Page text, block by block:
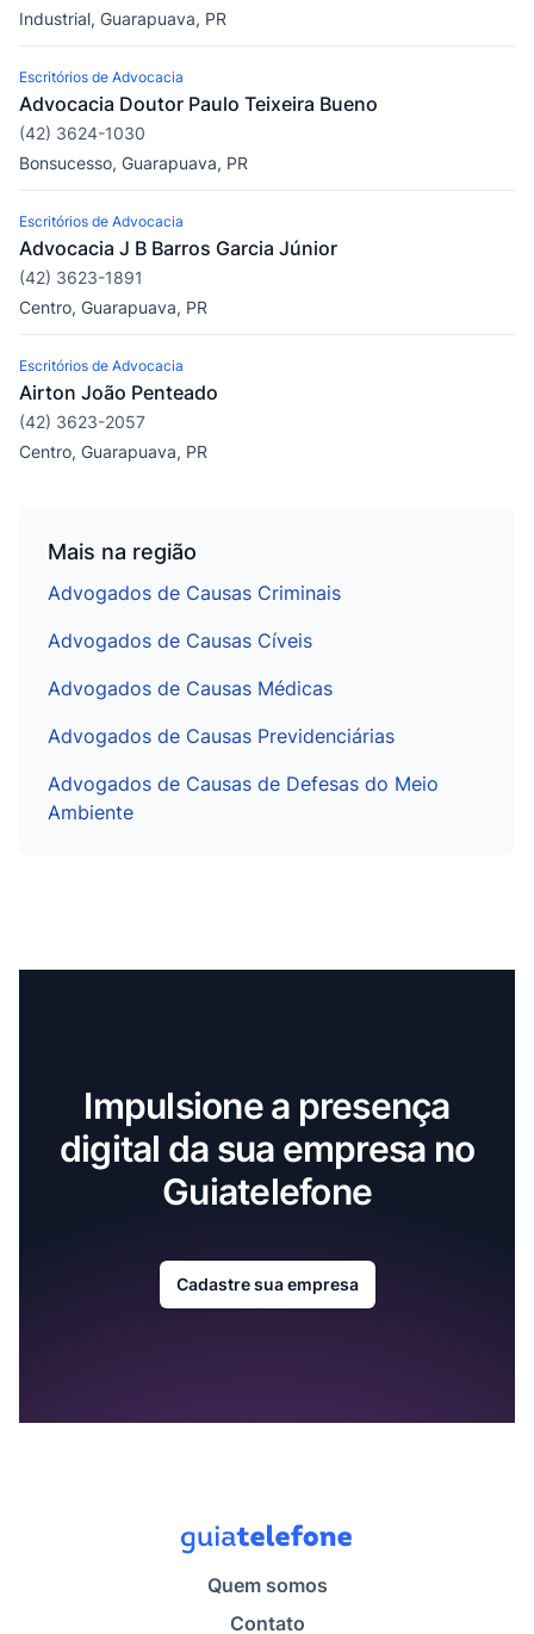
Industrial, Guarapuava, PR
Escritórios de Advocacia
Advocacia Doutor Paulo Teixeira Bueno
(42) 3624-1030
Bonsucesso, Guarapuava, PR
Escritórios de Advocacia
Advocacia J B Barros Garcia Júnior
(42) 3623-1891
Centro, Guarapuava, PR
Escritórios de Advocacia
Airton João Penteado
(42) 3623-2057
Centro, Guarapuava, PR
Mais na região
Advogados de Causas Criminais
Advogados de Causas Cíveis
Advogados de Causas Médicas
Advogados de Causas Previdenciárias
Advogados de Causas de Defesas do Meio
Ambiente
Impulsione a presença
digital da sua empresa no
Guiatelefone
Cadastre sua empresa
Quem somos
Contato